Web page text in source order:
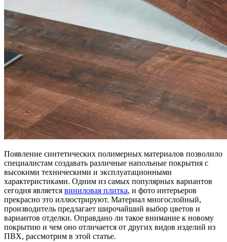
Появление синтетических полимерных материалов позволило
специалистам создавать различные напольные покрытия с
высокими техническими и эксплуатационными
характеристиками. Одним из самых популярных вариантов
сегодня является виниловая плитка, и фото интерьеров
прекрасно это иллюстрируют. Материал многослойный,
производитель предлагает широчайший выбор цветов и
вариантов отделки. Оправдано ли такое внимание к новому
покрытию и чем оно отличается от других видов изделий из
ПВХ, рассмотрим в этой статье.